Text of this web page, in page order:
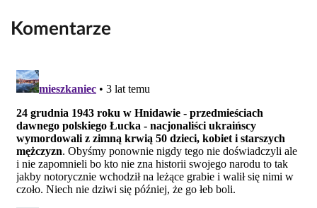
Komentarze